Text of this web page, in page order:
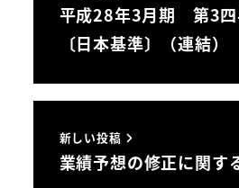
平成28年3月期 第3四
〔日本基準〕（連結）
新しい投稿
業績予想の修正に関す